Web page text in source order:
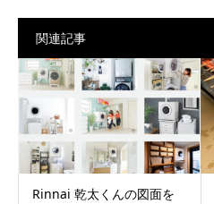
関連記事
Rinnai 乾太くんの図面を